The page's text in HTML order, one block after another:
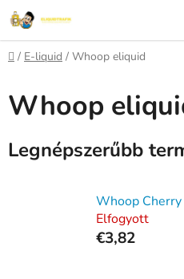
Ugrás
fő
tartalomhoz
Kezdőlap
/ E-liquid / Whoop eliquid
Whoop
Legnépszerűbb
Whoop
Elfogyott
€3,82